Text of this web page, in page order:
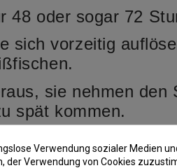
oder sogar 72
sich vorzeitig
sie nehmen
spät kommen.
Verwendung sozialer Medien
der Verwendung von Cookies